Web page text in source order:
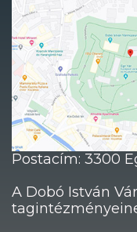
Postacím: 3300
A Dobó István